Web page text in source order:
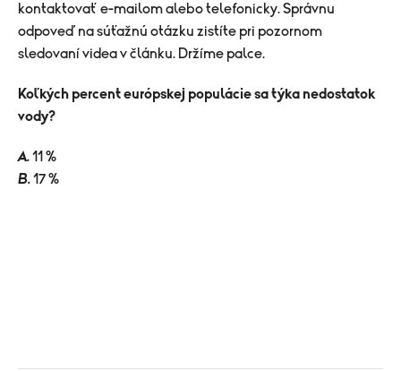
kontaktovať e-mailom alebo telefonicky. Správnu
odpoveď na súťažnú otázku zistíte pri pozornom
sledovaní videa v článku. Držíme palce.
Koľkých percent európskej populácie sa týka nedostatok
vody?
A.11 %
B.17 %